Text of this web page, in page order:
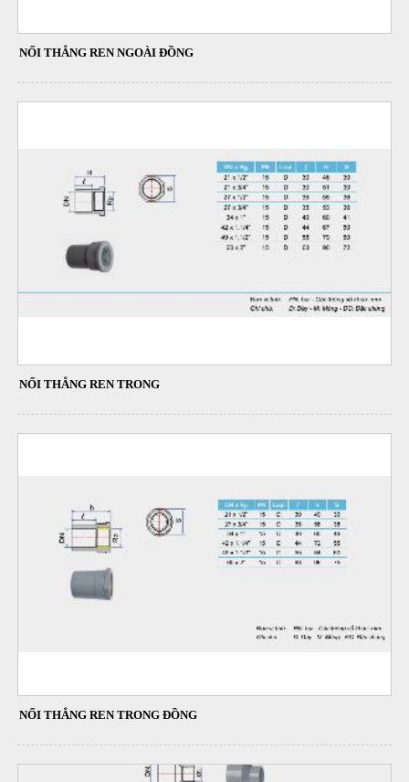
NỐI THẲNG REN NGOÀI ĐỒNG
NỐI THẲNG REN TRONG
NỐI THẲNG REN TRONG ĐỒNG